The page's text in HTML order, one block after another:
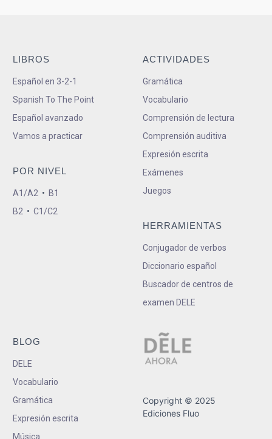
LIBROS
Español en 3-2-1
Spanish To The Point
Español avanzado
Vamos a practicar
POR NIVEL
A1/A2 • B1
B2 • C1/C2
ACTIVIDADES
Gramática
Vocabulario
Comprensión de lectura
Comprensión auditiva
Expresión escrita
Exámenes
Juegos
HERRAMIENTAS
Conjugador de verbos
Diccionario español
Buscador de centros de
examen DELE
BLOG
DELE
Vocabulario
Gramática
Expresión escrita
Música
Copyright © 2025
Ediciones Fluo